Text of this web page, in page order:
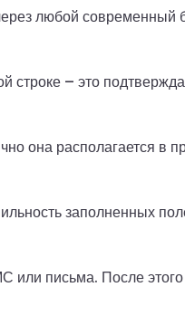
любой
строке – это
она располагается в
заполненных
или письма. После